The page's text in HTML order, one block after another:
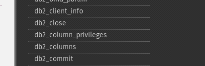
db2_​client_​info
db2_​close
db2_​column_​privileges
db2_​columns
db2_​commit